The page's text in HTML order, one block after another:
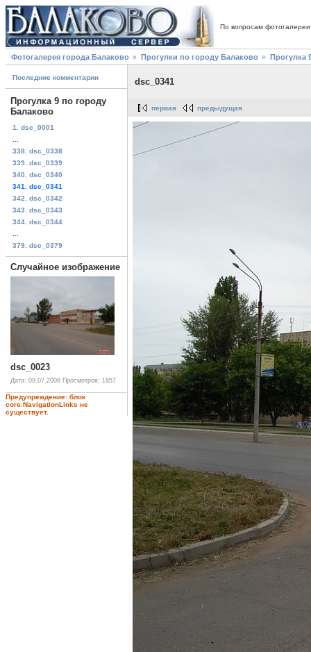
По вопросам
Фотогалерея города Балаково Прогулки по городу Балаково Прогулка
Последние комментарии
Прогулка 9 по городу
Балаково
1. dsc_0001
338. dsc_0338
339. dsc_0339
340. dsc_0340
341. dsc_0341
342. dsc_0342
343. dsc_0343
344. dsc_0344
379. dsc_0379
Случайное изображение
dsc_0023
Дата: 09.07.2008 Просмотров: 1857
Предупреждение: блок
core.NavigationLinks не
существует.
dsc_0341
первая предыдущая